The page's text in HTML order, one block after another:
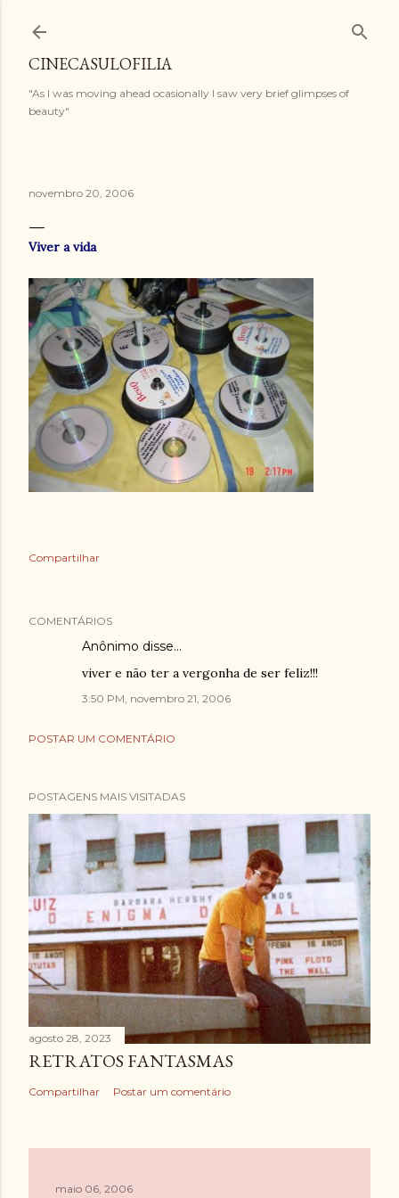
CINECASULOFILIA
"As I was moving ahead ocasionally I saw very brief glimpses of
beauty"
novembro 20, 2006
Viver a vida
Compartilhar
COMENTÁRIOS
Anônimo disse…
viver e não ter a vergonha de ser feliz!!!
3:50 PM, novembro 21, 2006
POSTAR UM COMENTÁRIO
POSTAGENS MAIS VISITADAS
agosto 28, 2023
RETRATOS FANTASMAS
Compartilhar Postar um comentário
maio 06, 2006